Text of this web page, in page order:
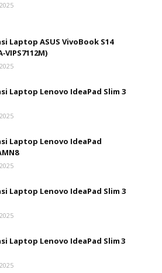
Laptop ASUS VivoBook S14
Laptop Lenovo IdeaPad Slim 3
Laptop Lenovo IdeaPad
Laptop Lenovo IdeaPad Slim 3
Laptop Lenovo IdeaPad Slim 3